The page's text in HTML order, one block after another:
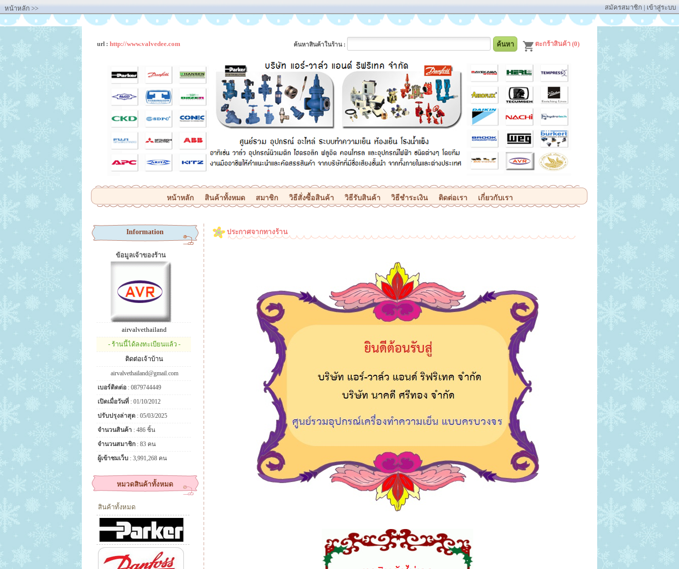
หน้าหลัก >> สมัครสมาชิก | เข้าสู่ระบบ
ตะกร้าสินค้า (0)
url : http://www.valvedee.com ค้นหาสินค้าในร้าน :
หน้าหลัก สินค้าทั้งหมด สมาชิก วิธีสั่งซื้อสินค้า วิธีรับสินค้า วิธีชำระเงิน ติดต่อเรา เกี่ยวกับเรา
Information
ข้อมูลเจ้าของร้าน
airvalvethailand
- ร้านนี้ได้ลงทะเบียนแล้ว -
ติดต่อเจ้าบ้าน
airvalvethailand@gmail.com
เบอร์ติดต่อ : 0879744449
เปิดเมื่อวันที่ : 01/10/2012
ปรับปรุงล่าสุด : 05/03/2025
จำนวนสินค้า : 486 ชิ้น
จำนวนสมาชิก : 83 คน
ผู้เข้าชมเว็บ : 3,991,268 คน
หมวดสินค้าทั้งหมด
สินค้าทั้งหมด
ประกาศจากทางร้าน